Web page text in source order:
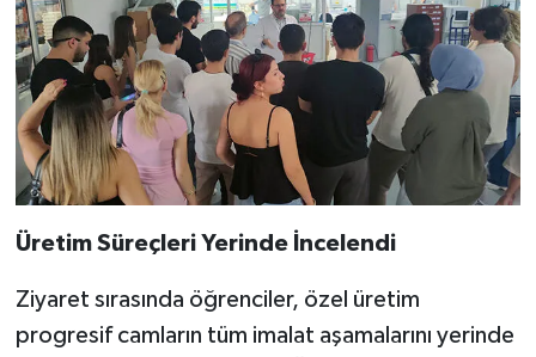
Üretim Süreçleri Yerinde İncelendi
Ziyaret sırasında öğrenciler, özel üretim
progresif camların tüm imalat aşamalarını yerinde